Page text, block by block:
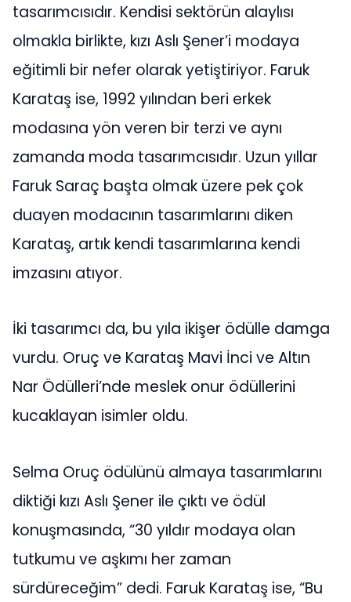
tasarımcısıdır. Kendisi sektörün alaylısı
olmakla birlikte, kızı Aslı Şener’i modaya
eğitimli bir nefer olarak yetiştiriyor. Faruk
Karataş ise, 1992 yılından beri erkek
modasına yön veren bir terzi ve aynı
zamanda moda tasarımcısıdır. Uzun yıllar
Faruk Saraç başta olmak üzere pek çok
duayen modacının tasarımlarını diken
Karataş, artık kendi tasarımlarına kendi
imzasını atıyor.
İki tasarımcı da, bu yıla ikişer ödülle damga
vurdu. Oruç ve Karataş Mavi İnci ve Altın
Nar Ödülleri’nde meslek onur ödüllerini
kucaklayan isimler oldu.
Selma Oruç ödülünü almaya tasarımlarını
diktiği kızı Aslı Şener ile çıktı ve ödül
konuşmasında, “30 yıldır modaya olan
tutkumu ve aşkımı her zaman
sürdüreceğim” dedi. Faruk Karataş ise, “Bu